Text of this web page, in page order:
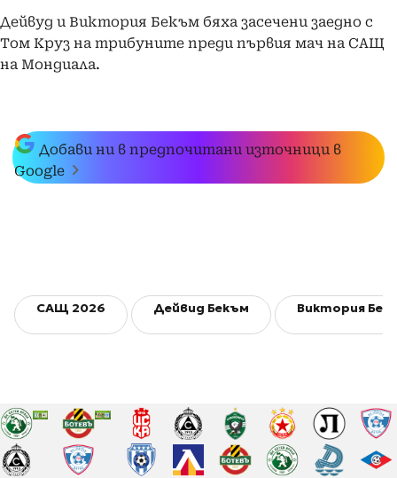
Дейвуд и Виктория Бекъм бяха засечени заедно с
Том Круз на трибуните преди първия мач на САЩ
на Мондиала.
Добави ни в предпочитани източници в
Google
САЩ 2026 Дейвид Бекъм Виктория